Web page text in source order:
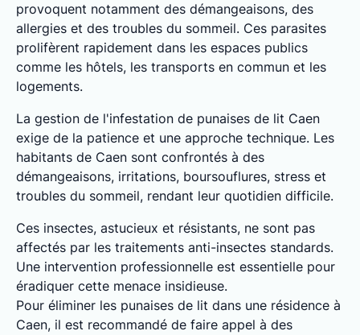
provoquent notamment des démangeaisons, des
allergies et des troubles du sommeil. Ces parasites
prolifèrent rapidement dans les espaces publics
comme les hôtels, les transports en commun et les
logements.
La gestion de l'infestation de punaises de lit Caen
exige de la patience et une approche technique. Les
habitants de Caen sont confrontés à des
démangeaisons, irritations, boursouflures, stress et
troubles du sommeil, rendant leur quotidien difficile.
Ces insectes, astucieux et résistants, ne sont pas
affectés par les traitements anti-insectes standards.
Une intervention professionnelle est essentielle pour
éradiquer cette menace insidieuse.
Pour éliminer les punaises de lit dans une résidence à
Caen, il est recommandé de faire appel à des